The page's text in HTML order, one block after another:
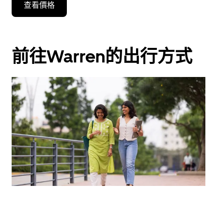
下
箭
咀
即
可
使
用
日
曆
和
選
擇
日
查看價格
前往Warren的出行方式